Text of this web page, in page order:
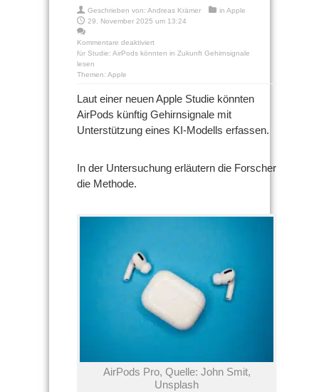
Geschrieben von: Andreas Krämer in Apple
29. November 2025 um 13:24
Kommentare deaktiviert
für Studie: AirPods könnten in Zukunft Gehirnsignale
lesen
Themen: Apple
Laut einer neuen Apple Studie könnten
AirPods künftig Gehirnsignale mit
Unterstützung eines KI-Modells erfassen.
In der Untersuchung erläutern die Forscher
die Methode.
AirPods Pro, Quelle: John Smit,
Unsplash